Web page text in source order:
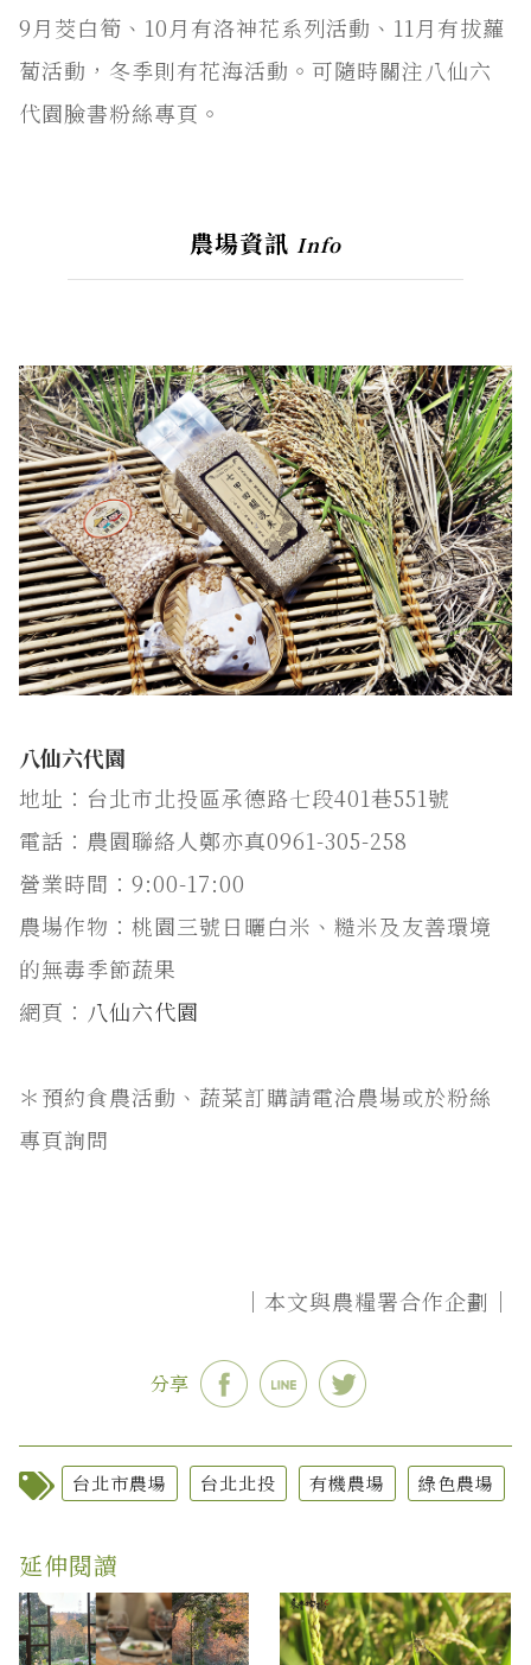
9月茭白筍、10月有洛神花系列活動、11月有拔蘿
蔔活動，冬季則有花海活動。可隨時關注八仙六
代園臉書粉絲專頁。
農場資訊 Info
八仙六代園
地址：台北市北投區承德路七段401巷551號
電話：農園聯絡人鄭亦真0961-305-258
營業時間：9:00-17:00
農場作物：桃園三號日曬白米、糙米及友善環境
的無毒季節蔬果
網頁： 八仙六代園
＊預約食農活動、蔬菜訂購請電洽農場或於粉絲
專頁詢問
｜本文與農糧署合作企劃｜
分享
台北市農場 台北北投 有機農場 綠色農場
延伸閱讀